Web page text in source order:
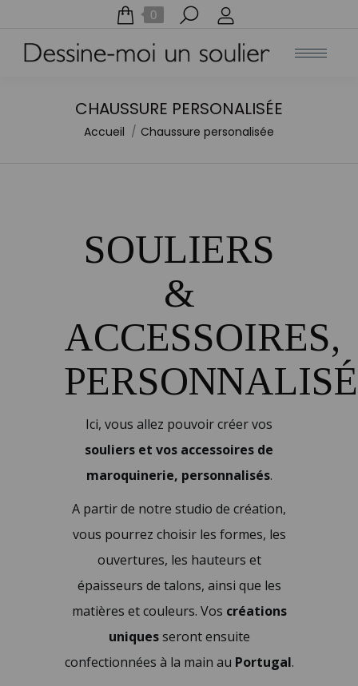
0
Recherche
:
CHAUSSURE PERSONALISÉE
Vous êtes ici :
Accueil Chaussure personalisée
SOULIERS
&
ACCESSOIRES,
Ici, vous allez pouvoir créer vos
souliers et vos accessoires de
maroquinerie, personnalisés.
A partir de notre studio de création,
vous pourrez choisir les formes, les
ouvertures, les hauteurs et
épaisseurs de talons, ainsi que les
matières et couleurs. Vos créations
uniquesseront ensuite
confectionnées à la main au Portugal.